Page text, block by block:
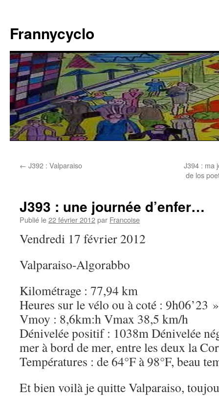
contenu
Frannycyclo
← J392 : Valparaiso
J394 : ma
de los
J393 : une journée d’enfer…
Publié le22 février 2012par Francoise
Vendredi 17 février 2012
Valparaiso-Algorabbo
Kilométrage : 77,94 km
Heures sur le vélo ou à coté :
Vmoy : 8,6km:h Vmax 38,5 km/h
Dénivelée positif : 1038m Dénivelée
mer à bord de mer, entre les deux la
Températures : de 64°F à 98°F, beau
Et bien voilà je quitte Valparaiso,